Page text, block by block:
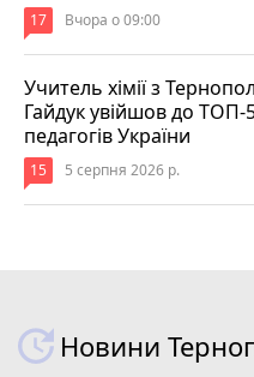
17 Вчора о 09:00
Учитель хімії з
Гайдук увійшов до
педагогів України
15 5 серпня 2026 р.
Новини